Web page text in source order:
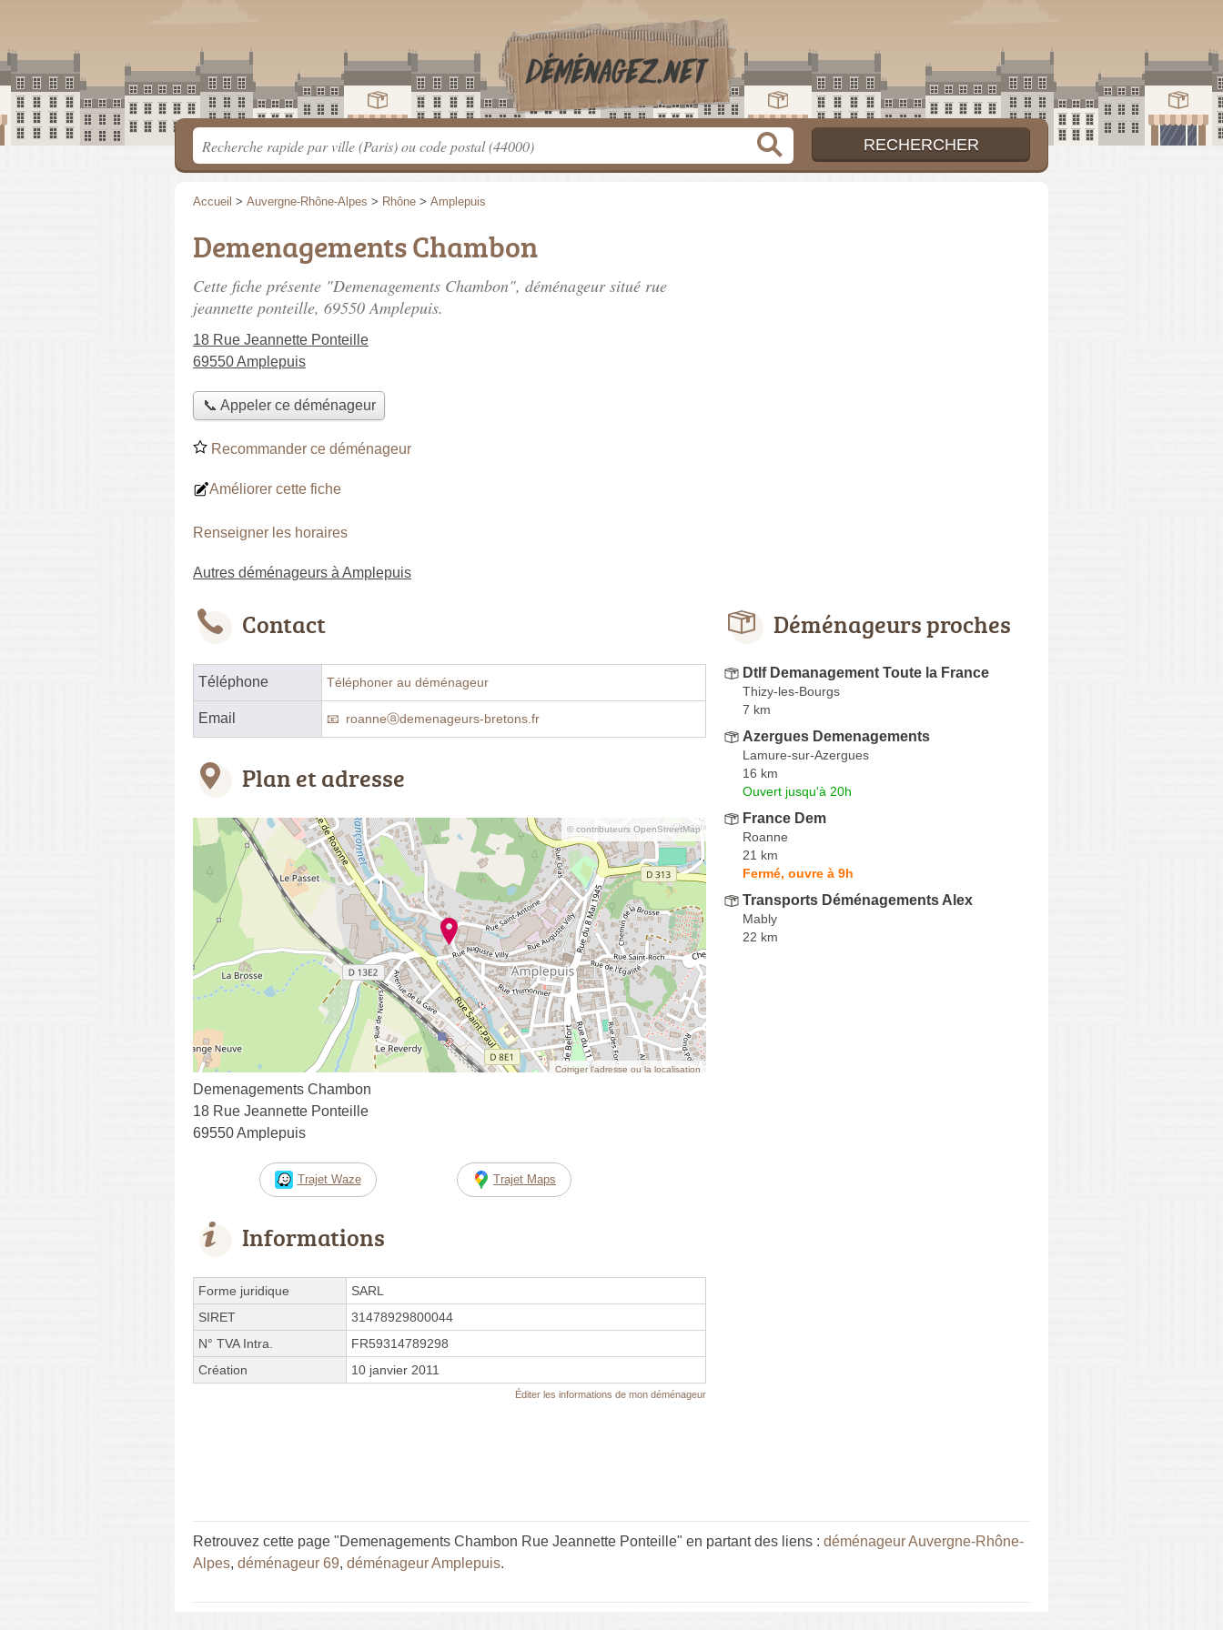
Accueil > Auvergne-Rhône-Alpes > Rhône > Amplepuis
Demenagements Chambon
Cette fiche présente "Demenagements Chambon", déménageur situé rue
jeannette ponteille, 69550 Amplepuis.
18 Rue Jeannette Ponteille
69550 Amplepuis
📞 Appeler ce déménageur
Recommander ce déménageur
Améliorer cette fiche
Renseigner les horaires
Autres déménageurs à Amplepuis
Contact
Téléphone Téléphoner au déménageur
Email roanneⓐdemenageurs-bretons.fr
Plan et adresse
© contributeurs OpenStreetMap
Corriger l’adresse ou la localisation
Demenagements Chambon
18 Rue Jeannette Ponteille
69550 Amplepuis
Trajet Waze Trajet Maps
Informations
Forme juridique
SARL
SIRET
31478929800044
N° TVA Intra.
FR59314789298
Création
10 janvier 2011
Éditer les informations de mon déménageur
Déménageurs proches
Dtlf Demanagement Toute la France
Thizy-les-Bourgs
7 km
Azergues Demenagements
Lamure-sur-Azergues
16 km
Ouvert jusqu'à 20h
France Dem
Roanne
21 km
Fermé, ouvre à 9h
Transports Déménagements Alex
Mably
22 km
Retrouvez cette page "Demenagements Chambon Rue Jeannette Ponteille" en partant des liens : déménageur Auvergne-Rhône-
Alpes, déménageur 69, déménageur Amplepuis.